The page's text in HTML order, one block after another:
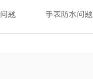
题 手表防水问题